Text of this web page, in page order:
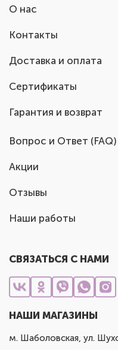
О нас
Контакты
Доставка и оплата
Сертификаты
Гарантия и возврат
Вопрос и Ответ (FAQ)
Акции
Отзывы
Наши работы
СВЯЗАТЬСЯ С НАМИ
НАШИ МАГАЗИНЫ
м. Шаболовская, ул.